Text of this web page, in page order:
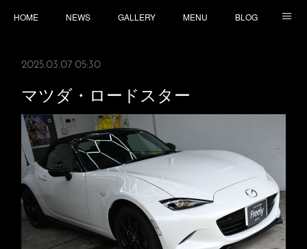
HOME NEWS GALLERY MENU BLOG
2025.03.07 05:30
マツダ・ロードスター